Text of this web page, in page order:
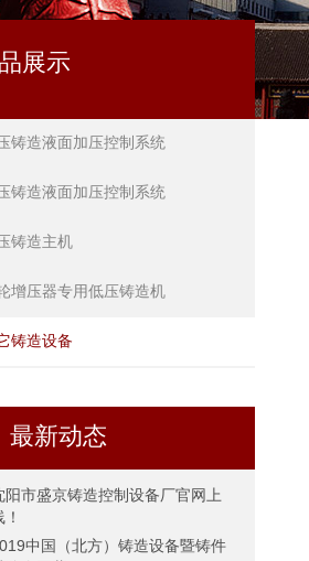
展示
铸造液面加压控制系统
铸造液面加压控制系统
铸造主机
增压器专用低压铸造机
铸造设备
最新动态
阳市盛京铸造控制设备厂官网上
中国（北方）铸造设备暨铸件